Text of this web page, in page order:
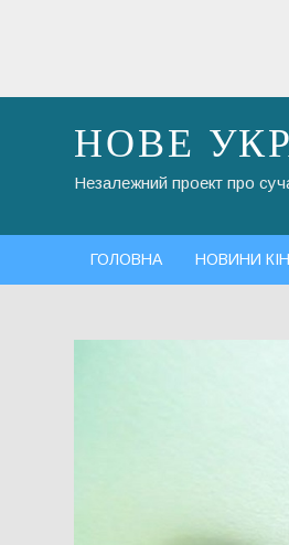
НОВЕ
Незалежний проект про
ГОЛОВНА НОВИНИ